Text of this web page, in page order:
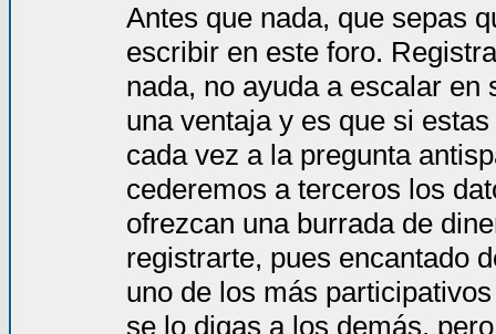
Antes que nada, que sepas
escribir en este foro.
nada, no ayuda a escalar en
una ventaja y es que si
cada vez a la pregunta
cederemos a terceros los
ofrezcan una burrada de
registrarte, pues encantado
uno de los más
se lo digas a los demás,